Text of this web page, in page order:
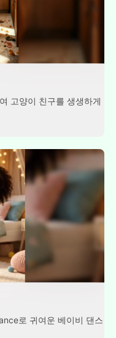
고양이 친구를 생생하게
로 귀여운 베이비 댄스